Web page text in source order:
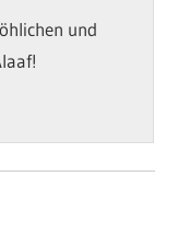
und